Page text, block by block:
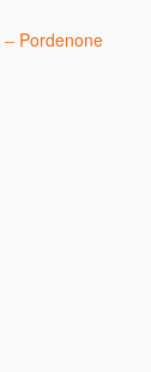
– Pordenone